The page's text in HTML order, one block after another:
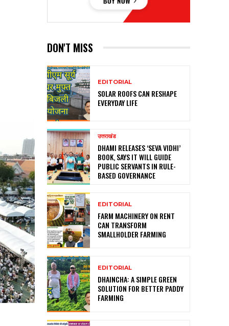
DON'T MISS
EDITORIAL
SOLAR ROOFS CAN RESHAPE
EVERYDAY LIFE
उत्तराखंड
DHAMI RELEASES ‘SEVA VIDHI’
BOOK, SAYS IT WILL GUIDE
PUBLIC SERVANTS IN RULE-
BASED GOVERNANCE
EDITORIAL
FARM MACHINERY ON RENT
CAN TRANSFORM
SMALLHOLDER FARMING
EDITORIAL
DHAINCHA: A SIMPLE GREEN
SOLUTION FOR BETTER PADDY
FARMING